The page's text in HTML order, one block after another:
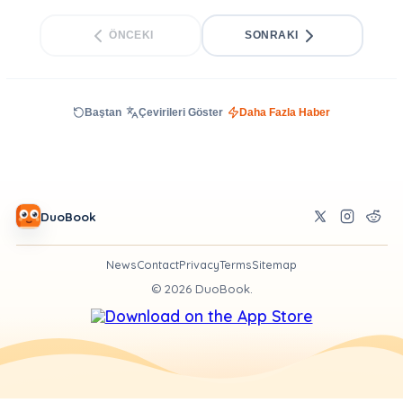
ÖNCEKI SONRAKI
Baştan Çevirileri Göster Daha Fazla Haber
DuoBook
NewsContactPrivacyTermsSitemap
© 2026DuoBook.